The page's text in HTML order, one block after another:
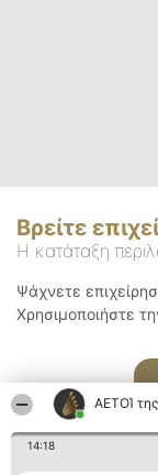
ΑΕΤΟΊ
14:18
Βρείτε
Η κατάταξη
Ψάχνετε
Χρησιμοποιήστε